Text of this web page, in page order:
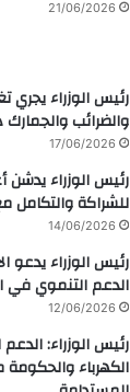
21/06/2026
رئيس الوزراء يجري
والضرائب والجمارك
17/06/2026
رئيس الوزراء يدشن
للشراكة والتكامل
14/06/2026
رئيس الوزراء يدعو
الدعم التنموي في
12/06/2026
رئيس الوزراء:
الكهرباء